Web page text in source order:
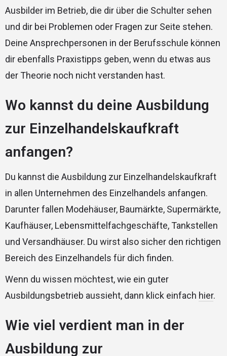
Ausbilder im Betrieb, die dir über die Schulter sehen
und dir bei Problemen oder Fragen zur Seite stehen.
Deine Ansprechpersonen in der Berufsschule können
dir ebenfalls Praxistipps geben, wenn du etwas aus
der Theorie noch nicht verstanden hast.
Wo kannst du deine Ausbildung
zur Einzelhandelskaufkraft
anfangen?
Du kannst die Ausbildung zur Einzelhandelskaufkraft
in allen Unternehmen des Einzelhandels anfangen.
Darunter fallen Modehäuser, Baumärkte, Supermärkte,
Kaufhäuser, Lebensmittelfachgeschäfte, Tankstellen
und Versandhäuser. Du wirst also sicher den richtigen
Bereich des Einzelhandels für dich finden.
Wenn du wissen möchtest, wie ein guter
Ausbildungsbetrieb aussieht, dann klick einfach hier.
Wie viel verdient man in der
Ausbildung zur